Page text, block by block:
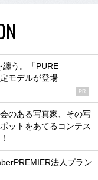
纏う。「PURE
モデルが登場
PR
のある写真家、その写
ットをあてるコンテス
法人プラン